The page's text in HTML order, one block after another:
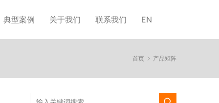
典型案例 关于我们 联系我们 EN
首页 产品矩阵